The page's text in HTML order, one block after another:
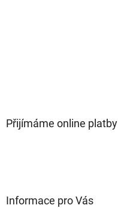
Přijímáme online platby
Informace pro Vás